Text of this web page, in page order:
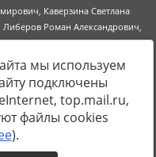
files/reestr-
данные на22.03.2024
мы используем
подключены
top.mail.ru,
файлы cookies
).